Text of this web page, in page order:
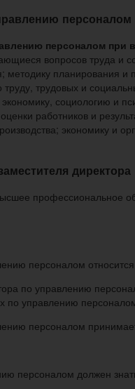
персоналом
вопросов труда и
методику планирования
трудовых и
экономику, социологию
работников и
экономику и
профессиональное
персоналом
по управлению
по управлению
персоналом
персоналом должен